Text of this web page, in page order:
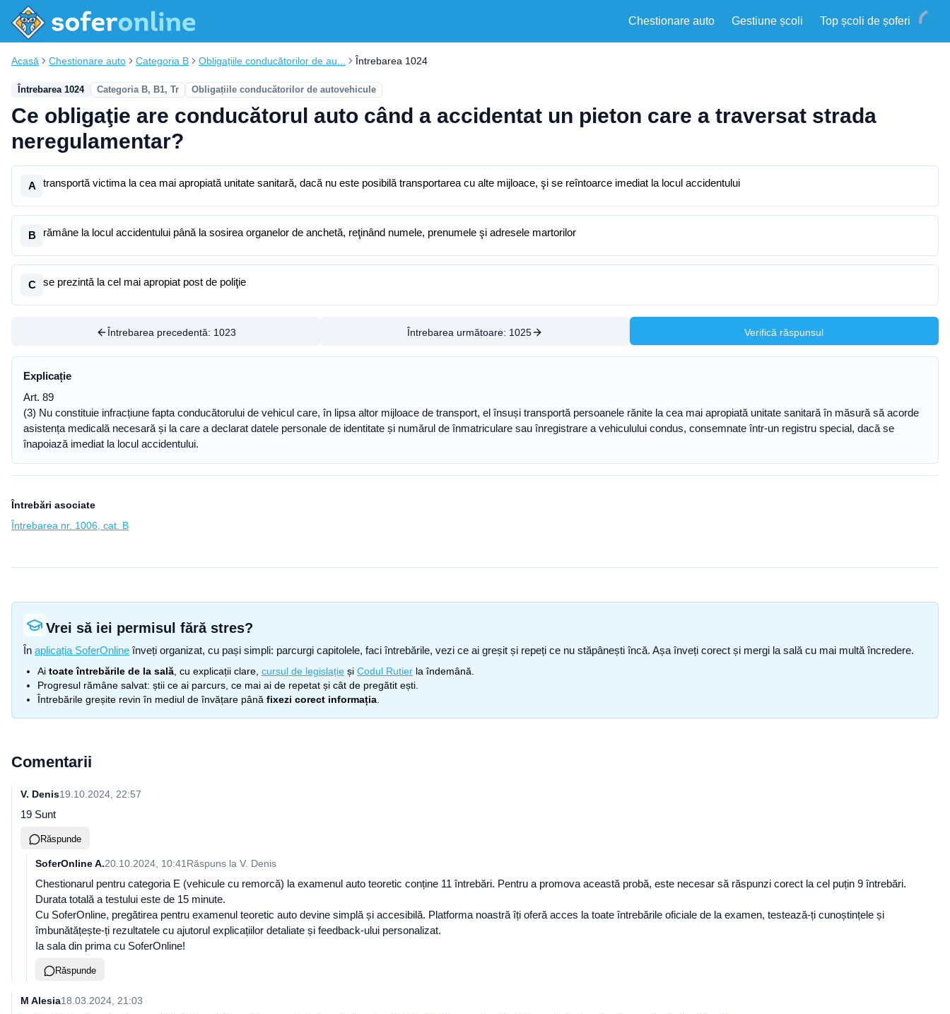
Chestionare auto Gestiune școli Top școli de șoferi
Acasă Chestionare auto Categoria B Obligațiile conducătorilor de au... Întrebarea 1024
Întrebarea 1024 Categoria B, B1, Tr Obligațiile conducătorilor de autovehicule
Ce obligaţie are conducătorul auto când a accidentat un pieton care a traversat strada
neregulamentar?
A transportă victima la cea mai apropiată unitate sanitară, dacă nu este posibilă transportarea cu alte mijloace, şi se reîntoarce imediat la locul accidentului
B rămâne la locul accidentului până la sosirea organelor de anchetă, reţinând numele, prenumele şi adresele martorilor
C se prezintă la cel mai apropiat post de poliţie
Întrebarea precedentă: 1023 Întrebarea următoare: 1025 Verifică răspunsul
Explicație
Art. 89
(3) Nu constituie infracțiune fapta conducătorului de vehicul care, în lipsa altor mijloace de transport, el însuși transportă persoanele rănite la cea mai apropiată unitate sanitară în măsură să acorde
asistența medicală necesară și la care a declarat datele personale de identitate și numărul de înmatriculare sau înregistrare a vehiculului condus, consemnate într-un registru special, dacă se
înapoiază imediat la locul accidentului.
Întrebări asociate
Întrebarea nr. 1006, cat. B
Vrei să iei permisul fără stres?
În aplicația SoferOnline înveți organizat, cu pași simpli: parcurgi capitolele, faci întrebările, vezi ce ai greșit și repeți ce nu stăpânești încă. Așa înveți corect și mergi la sală cu mai multă încredere.
Ai toate întrebările de la sală , cu explicații clare, cursul de legislație și Codul Rutier la îndemână.
Progresul rămâne salvat: știi ce ai parcurs, ce mai ai de repetat și cât de pregătit ești.
Întrebările greșite revin în mediul de învățare până fixezi corect informația
Comentarii
V. Denis19.10.2024, 22:57
19 Sunt
Răspunde
SoferOnline A.20.10.2024, 10:41 Răspuns la V. Denis
Chestionarul pentru categoria E (vehicule cu remorcă) la examenul auto teoretic conține 11 întrebări. Pentru a promova această probă, este necesar să răspunzi corect la cel puțin 9 întrebări.
Durata totală a testului este de 15 minute.
Cu SoferOnline, pregătirea pentru examenul teoretic auto devine simplă și accesibilă. Platforma noastră îți oferă acces la toate întrebările oficiale de la examen, testează-ți cunoștințele și
îmbunătățește-ți rezultatele cu ajutorul explicațiilor detaliate și feedback-ului personalizat.
Ia sala din prima cu SoferOnline!
Răspunde
M Alesia18.03.2024, 21:03